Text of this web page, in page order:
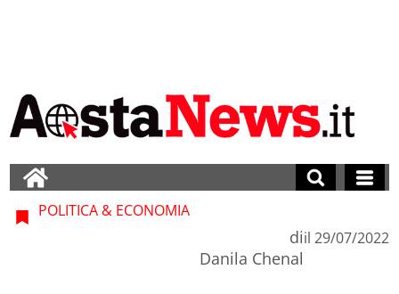
POLITICA & ECONOMIA
di
Danila Chenal
il 29/07/2022